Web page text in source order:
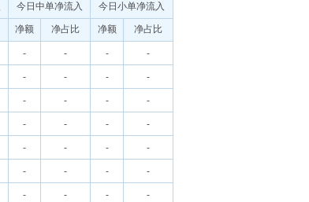
今日中单净流入 今日小单净流入
净额 净占比 净额 净占比
- - - -
- - - -
- - - -
- - - -
- - - -
- - - -
- - - -